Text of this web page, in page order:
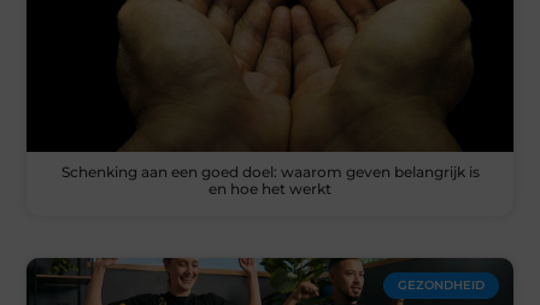
Schenking aan een goed doel: waarom geven belangrijk is
en hoe het werkt
GEZONDHEID